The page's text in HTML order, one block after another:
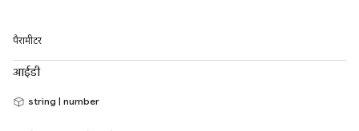
पैरामीटर
आईडी
string | number